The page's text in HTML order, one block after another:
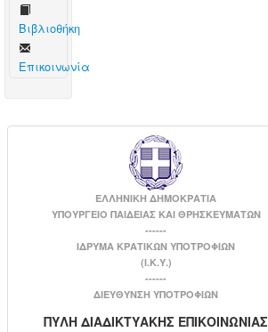
Βιβλιοθήκη
Επικοινωνία
ΕΛΛΗΝΙΚΗ ΔΗΜΟΚΡΑΤΙΑ
ΥΠΟΥΡΓΕΙΟ ΠΑΙΔΕΙΑΣ ΚΑΙ ΘΡΗΣΚΕΥΜΑΤΩΝ
------
ΙΔΡΥΜΑ ΚΡΑΤΙΚΩΝ ΥΠΟΤΡΟΦΙΩΝ
(Ι.Κ.Υ.)
------
ΔΙΕΥΘΥΝΣΗ ΥΠΟΤΡΟΦΙΩΝ
ΠΥΛΗ ΔΙΑΔΙΚΤΥΑΚΗΣ ΕΠΙΚΟΙΝΩΝΙΑΣ